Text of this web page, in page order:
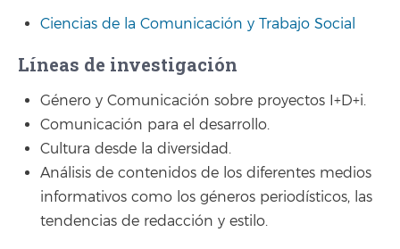
Ciencias de la Comunicación y Trabajo Social
Líneas de investigación
Género y Comunicación sobre proyectos I+D+i.
Comunicación para el desarrollo.
Cultura desde la diversidad.
Análisis de contenidos de los diferentes medios
informativos como los géneros periodísticos, las
tendencias de redacción y estilo.